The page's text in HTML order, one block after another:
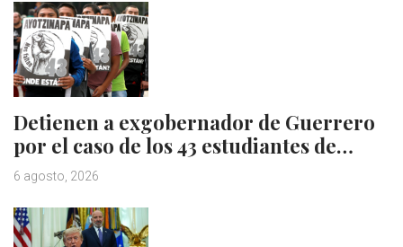
Detienen a exgobernador de Guerrero
por el caso de los 43 estudiantes de…
6 agosto, 2026